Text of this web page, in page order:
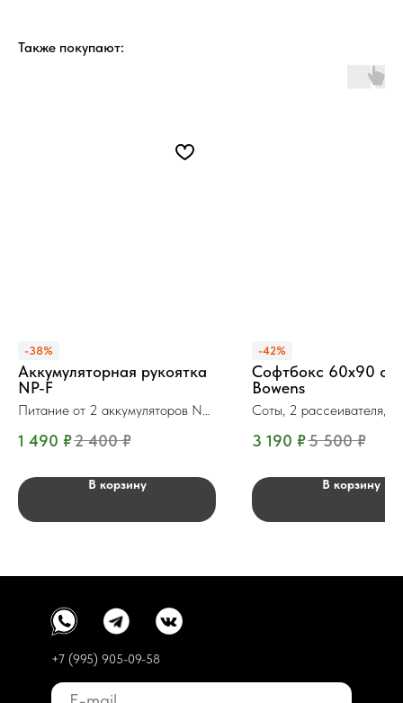
Также покупают:
-38%
Аккумуляторная рукоятка
NP-F
Питание от 2 аккумуляторов NP-
1 490 ₽2 400 ₽
В корзину
-42%
Софтбокс 60x90 см
Bowens
Соты, 2 рассеивателя,
3 190 ₽5 500 ₽
В корзину
+7 (995) 905-09-58